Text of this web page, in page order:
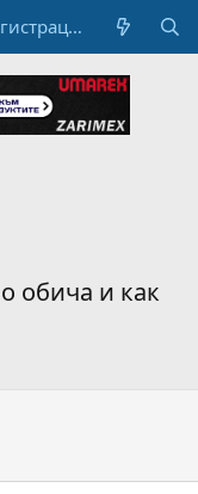
Регистрация
обича и как